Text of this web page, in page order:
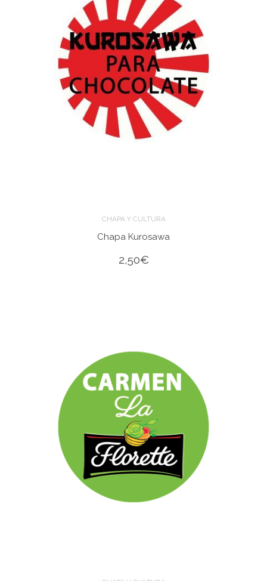
CHAPA Y CULTURA
Chapa Kurosawa
2,50€